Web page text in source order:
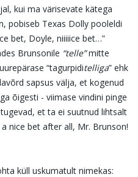
kui ma värisevate kätega
pobiseb Texas Dolly pooleldi
bet, Doyle, niiiiice bet…”
Brunsonile “telle”mitte
“tagurpiditelliga” ehk
sapsus välja, et kogenud
õigesti - viimase vindini pinge
et ta ei suutnud lihtsalt
nice bet after all, Mr. Brunson!
küll uskumatult nimekas: